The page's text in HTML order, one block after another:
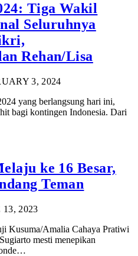
Tiga Wakil
Seluruhnya
Rehan/Lisa
3, 2024
yang berlangsung hari ini,
bagi kontingen Indonesia. Dari
ke 16 Besar,
Teman
13, 2023
Kusuma/Amalia Cahaya Pratiwi
mesti menepikan